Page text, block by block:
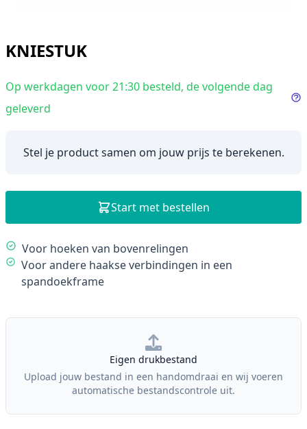
KNIESTUK
Op werkdagen voor 21:30 besteld, de volgende dag
geleverd
Stel je product samen om jouw prijs te berekenen.
Description
Voor hoeken van bovenrelingen
Voor andere haakse verbindingen in een
spandoekframe
Start met bestellen
Our Policies
Eigen drukbestand
Upload jouw bestand in een handomdraai en wij voeren
automatische bestandscontrole uit.